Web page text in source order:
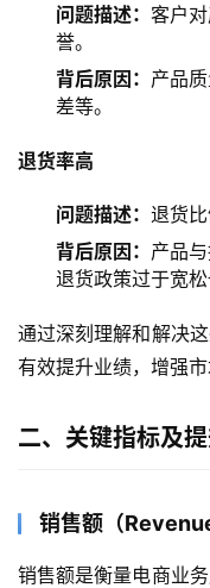
问题描述： 客户
誉。
背后原因： 产品
差等。
退货率高
问题描述： 退货
背后原因： 产品
退货政策过于宽松
通过深刻理解和解决
有效提升业绩，增强
二、关键指标及
销售额（Revenue
销售额是衡量电商业